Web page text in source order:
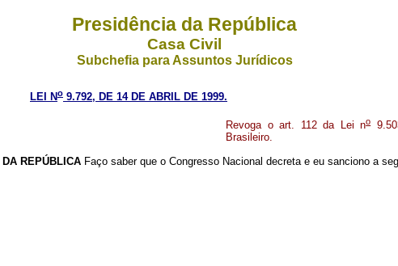
Presidência da República
Casa Civil
Subchefia para Assuntos Jurídicos
LEI No 9.792, DE 14 DE ABRIL DE 1999.
Revoga o art. 112 da Lei no
Brasileiro.
REPÚBLICA Faço saber que o Congresso Nacional decreta e eu sanciono a